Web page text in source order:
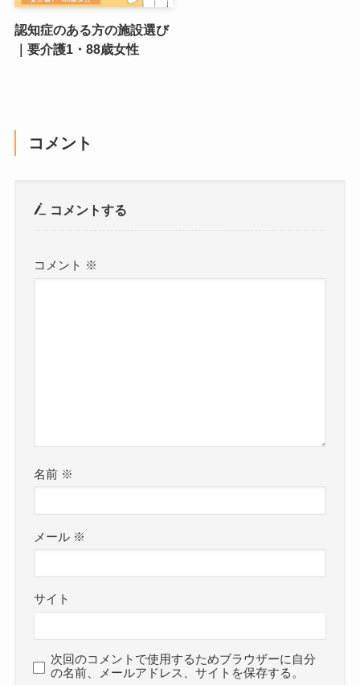
認知症のある方の施設選び
｜要介護1・88歳女性
コメント
コメントする
コメント ※
名前 ※
メール ※
サイト
次回のコメントで使用するためブラウザーに自分
の名前、メールアドレス、サイトを保存する。